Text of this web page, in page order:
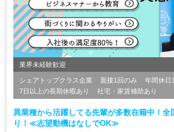
業界未経験歓迎
シェアトップクラス企業 面接1回のみ
年間休日
7日以上の長期休暇あり
社宅・家賃補助あり
異業種から活躍してる先輩が多数在籍中！全
り！≪志望動機はなしでOK≫